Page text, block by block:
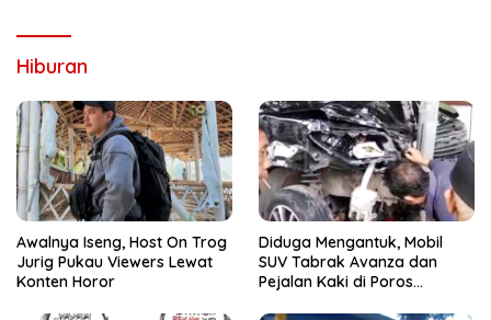
Hiburan
Awalnya Iseng, Host On Trog
Jurig Pukau Viewers Lewat
Konten Horor
Diduga Mengantuk, Mobil
SUV Tabrak Avanza dan
Pejalan Kaki di Poros